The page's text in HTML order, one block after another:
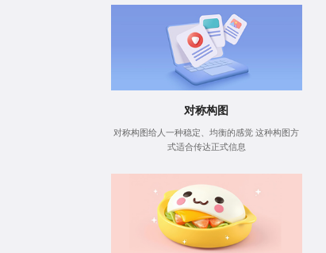
对称构图
对称构图给人一种稳定、均衡的感觉 这种构图方
式适合传达正式信息